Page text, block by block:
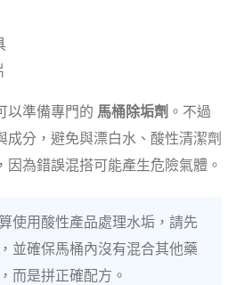
以準備專門的 馬桶除垢劑 。不過
成分，避免與漂白水、酸性清潔劑
因為錯誤混搭可能產生危險氣體。
使用酸性產品處理水垢，請先
並確保馬桶內沒有混合其他藥
而是拼正確配方。